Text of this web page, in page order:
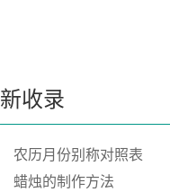
新收录
农历月份别称对照表
蜡烛的制作方法